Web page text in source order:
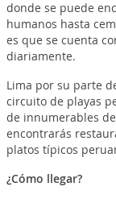
donde se puede
humanos hasta
es que se cuenta
diariamente.
Lima por su parte
circuito de playas
de innumerables
encontrarás
platos típicos
¿Cómo llegar?